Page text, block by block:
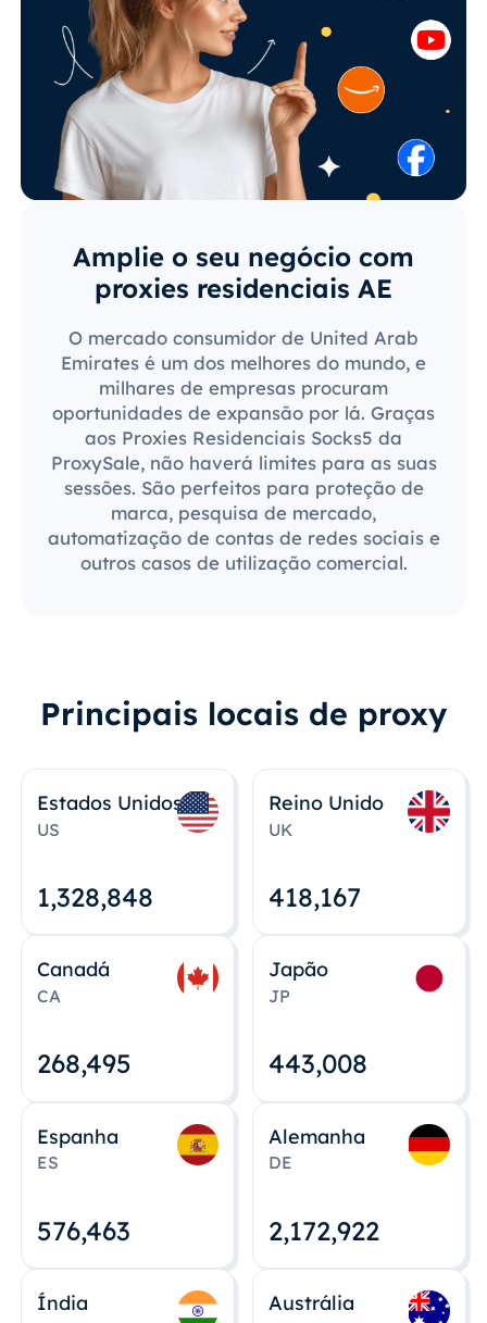
Amplie o seu negócio com
proxies residenciais AE
O mercado consumidor de United Arab
Emirates é um dos melhores do mundo, e
milhares de empresas procuram
oportunidades de expansão por lá. Graças
aos Proxies Residenciais Socks5 da
ProxySale, não haverá limites para as suas
sessões. São perfeitos para proteção de
marca, pesquisa de mercado,
automatização de contas de redes sociais e
outros casos de utilização comercial.
Principais locais de proxy
Estados Unidos
US
1,328,848
Reino Unido
UK
418,167
Canadá
CA
268,495
Japão
JP
443,008
Espanha
ES
576,463
Alemanha
DE
2,172,922
Índia Austrália